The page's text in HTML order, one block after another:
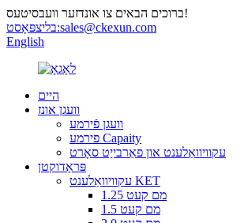
ברוכים הבאים צו אונדזער וועבסיטעס!
בליצפּאָסט:sales@ckexun.com
English
היים
וועגן אונז
וועגן פֿירמע
פירמע Capaity
עקוויוואַלענט און פאַרבייַט סאָרט
פּראָדוקטן
עקוויוואַלענט KET
1.25 מם קעט
1.5 מם קעט